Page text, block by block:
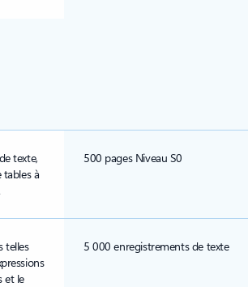
texte,
à
500 pages Niveau S0
telles
et le
5 000 enregistrements de texte